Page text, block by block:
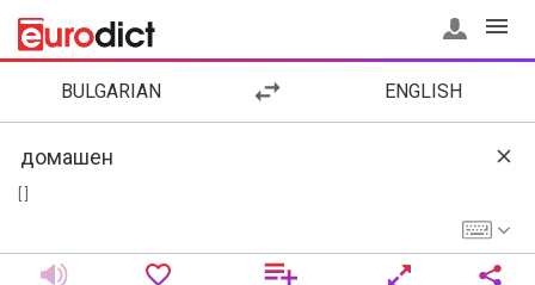
BULGARIAN ENGLISH